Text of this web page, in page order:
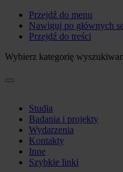
Przejdź do menu
Nawiguj po głównych
Przejdź do treści
Wybierz kategorię
Studia
Badania i projekty
Wydarzenia
Kontakty
Inne
Szybkie linki